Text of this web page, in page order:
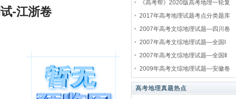
-江浙卷
《高考帮》2020版高考地理一轮复
2017年高考地理试题考点分类题库
2007年高考文综地理试题—四川卷
2007年高考文综地理试题—全国Ⅰ
2007年高考文综地理试题—全国Ⅱ
2009年高考文综地理试题—安徽卷
高考地理真题热点